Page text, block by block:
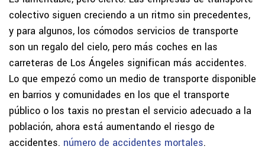
colectivo siguen creciendo a un ritmo sin precedentes,
y para algunos, los cómodos servicios de transporte
son un regalo del cielo, pero más coches en las
carreteras de Los Ángeles significan más accidentes.
Lo que empezó como un medio de transporte disponible
en barrios y comunidades en los que el transporte
público o los taxis no prestan el servicio adecuado a la
población, ahora está aumentando el riesgo de
accidentes. número de accidentes mortales.